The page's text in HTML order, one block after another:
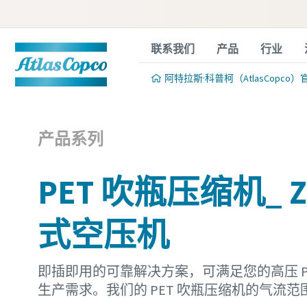
联系我们 产品 行业
阿特拉斯·科普柯（AtlasCopco）
产品系列
PET 吹瓶压缩机_
式空压机
即插即用的可靠解决方案，可满足您的高压
生产需求。我们的 PET 吹瓶压缩机的气流范